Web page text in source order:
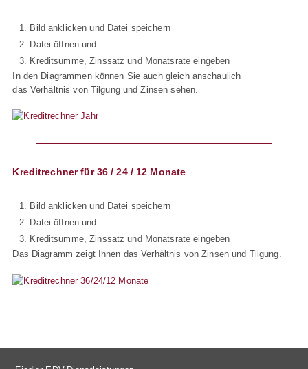
Bild anklicken und Datei speichern
Datei öffnen und
Kreditsumme, Zinssatz und Monatsrate eingeben
In den Diagrammen können Sie auch gleich anschaulich
das Verhältnis von Tilgung und Zinsen sehen.
Kreditrechner für 36 / 24 / 12 Monate
Bild anklicken und Datei speichern
Datei öffnen und
Kreditsumme, Zinssatz und Monatsrate eingeben
Das Diagramm zeigt Ihnen das Verhältnis von Zinsen und Tilgung.